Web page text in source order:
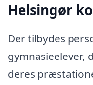
Helsingør
Der tilbydes
gymnasieelever,
deres